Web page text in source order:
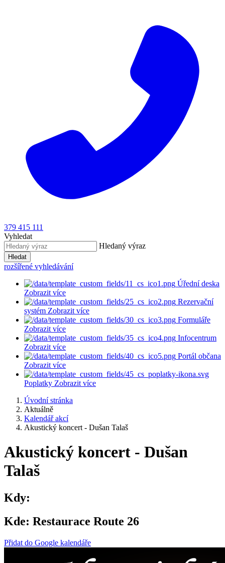
379 415 111
Vyhledat
Hledaný výraz
Hledat
rozšířené vyhledávání
Úřední deska
Zobrazit více
Rezervační
systém Zobrazit více
Formuláře
Zobrazit více
Infocentrum
Zobrazit více
Portál občana
Zobrazit více
Poplatky Zobrazit více
Úvodní stránka
Aktuálně
Kalendář akcí
Akustický koncert - Dušan Talaš
Akustický koncert - Dušan
Talaš
Kdy:
Kde: Restaurace Route 26
Přidat do Google kalendáře